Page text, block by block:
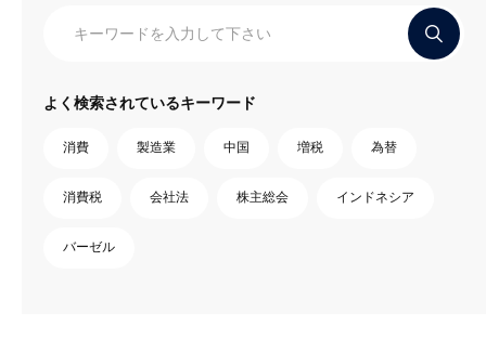
よく検索されているキーワード
消費 製造業 中国 増税 為替
消費税 会社法 株主総会 インドネシア
バーゼル